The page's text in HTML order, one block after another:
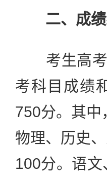
二、成
考生高考
考科目成绩
750分。其中
物理、历史
100分。语